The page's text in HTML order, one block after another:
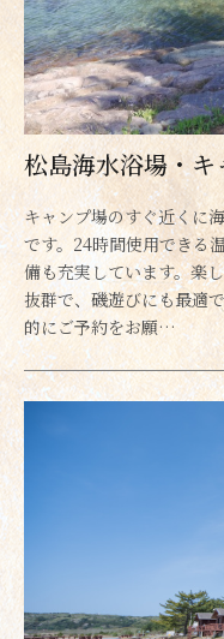
松島海水浴場・キ
キャンプ場のすぐ近くに
です。24時間使用できる
備も充実しています。楽
抜群で、磯遊びにも最適
的にご予約をお願…